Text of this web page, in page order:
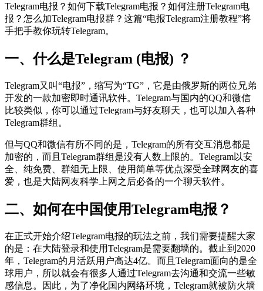
Telegram电报？如何下载Telegram电报？如何注册Telegram电
报？怎么加Telegram电报群？这篇“电报Telegram注册教程”将
手把手教你玩转Telegram。
一、什么是Telegram (电报) ？
Telegram又叫“电报”，缩写为“TG”，它是由俄罗斯的两位兄弟
开发的一款加密即时通讯软件。Telegram与国内的QQ和微信
比较类似，你可以通过Telegram与好友聊天，也可以加入各种
Telegram群组。
但与QQ和微信有所不同的是，Telegram的所有交互消息都是
加密的，而且Telegram群组是没有人数上限的。Telegram以安
全、纯免费、群组无上限、使用简单等优点深受全球网友的喜
爱，也是大陆网友科学上网之后必备的一个聊天软件。
二、如何在中国使用Telegram电报？
在正式开始介绍Telegram电报的玩法之前，我们需要提醒大家
的是：在大陆登录和使用Telegram是需要翻墙的。截止到2020
年，Telegram的月活跃用户高达4亿。而且Telegram面向的是全
球用户，所以就会有很多人通过Telegram去沟通和交流一些敏
感信息。因此，为了净化国内网络环境，Telegram就被防火墙